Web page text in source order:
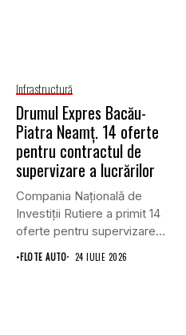
Infrastructură
Drumul Expres Bacău-
Piatra Neamț. 14 oferte
pentru contractul de
supervizare a lucrărilor
Compania Națională de
Investiții Rutiere a primit 14
oferte pentru supervizarea
lucrărilor...
•FLOTE AUTO 24 IULIE 2026